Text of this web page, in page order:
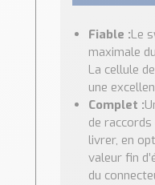
Fiable :Le
maximale
La cellule
une
Complet :
de
livrer, en
valeur fin
du